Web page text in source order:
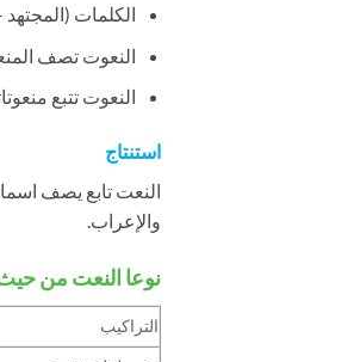
الكلمات
النعوت تصف
النعوت تتبع
استنتاج
النعت تابع يصف اسما
والإعراب.
نوعا النعت من
التراكيب